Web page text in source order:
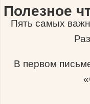
Полезное
Пять самых
В первом